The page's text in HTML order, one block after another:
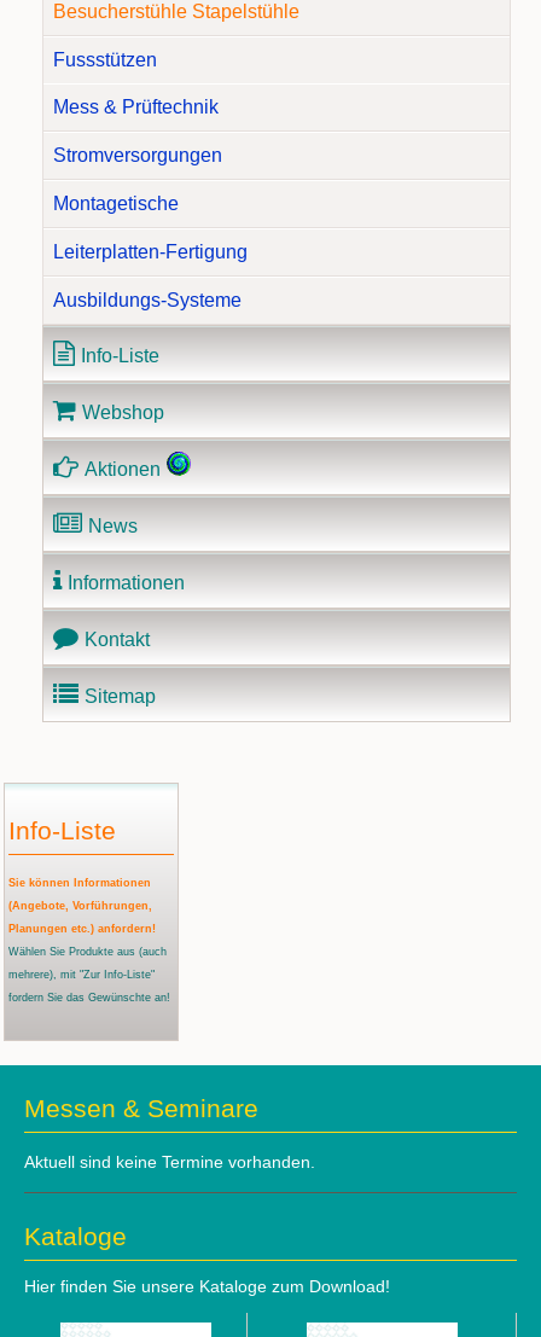
Besucherstühle Stapelstühle
Fussstützen
Mess & Prüftechnik
Stromversorgungen
Montagetische
Leiterplatten-Fertigung
Ausbildungs-Systeme
Info-Liste
Webshop
Aktionen
News
Informationen
Kontakt
Sitemap
Info-Liste
Sie können Informationen
(Angebote, Vorführungen,
Planungen etc.) anfordern!
Wählen Sie Produkte aus (auch
mehrere), mit "Zur Info-Liste"
fordern Sie das Gewünschte an!
Messen & Seminare
Aktuell sind keine Termine vorhanden.
Kataloge
Hier finden Sie unsere Kataloge zum Download!